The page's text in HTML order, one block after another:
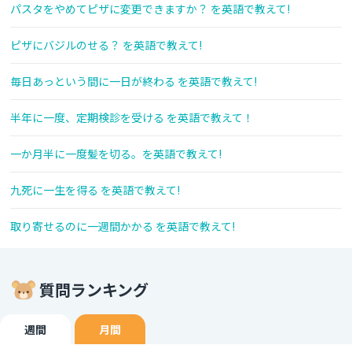
パスタをやめてピザに変更できますか？ を英語で教えて!
ピザにバジルのせる？ を英語で教えて!
毎日あっという間に一日が終わる を英語で教えて!
半年に一度、定期検診を受ける を英語で教えて！
一か月半に一度髪を切る。を英語で教えて!
九死に一生を得る を英語で教えて!
取り寄せるのに一週間かかる を英語で教えて!
質問ランキング
週間 月間